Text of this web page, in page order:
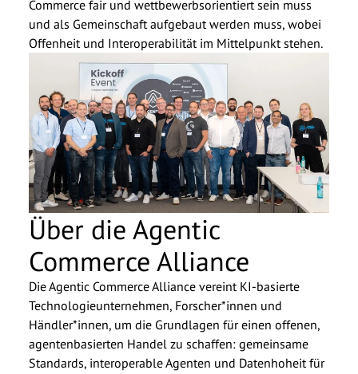
Commerce fair und wettbewerbsorientiert sein muss
und als Gemeinschaft aufgebaut werden muss, wobei
Offenheit und Interoperabilität im Mittelpunkt stehen.
Über die Agentic
Commerce Alliance
Die Agentic Commerce Alliance vereint KI-basierte
Technologieunternehmen, Forscher*innen und
Händler*innen, um die Grundlagen für einen offenen,
agentenbasierten Handel zu schaffen: gemeinsame
Standards, interoperable Agenten und Datenhoheit für